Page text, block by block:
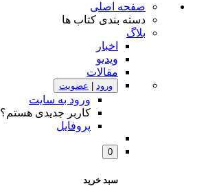
صفحه اصلی
دسته بندی کتاب ها
بلاگ
اخبار
ویدیو
مقالات
ورود عضویت
ورود به سایت
کاربر جدیدی هستم؟
پروفایل
0
سبد خرید